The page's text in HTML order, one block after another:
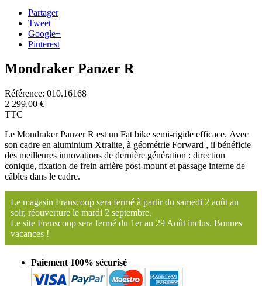
Partager
Tweet
Google+
Pinterest
Mondraker Panzer R
Référence: 010.16168
2 299,00 €
TTC
Le Mondraker Panzer R est un Fat bike semi-rigide efficace. Avec
son cadre en aluminium Xtralite, à géométrie Forward , il bénéficie
des meilleures innovations de dernière génération : direction
conique, fixation de frein arrière post-mount et passage interne de
câbles dans le cadre.
Le magasin Franscoop sera fermé à partir du samedi 2 août au
soir, réouverture le mardi 2 septembre.
Le site Franscoop sera fermé du 1er au 29 Août inclus. Bonnes
vacances !
Paiement 100% sécurisé